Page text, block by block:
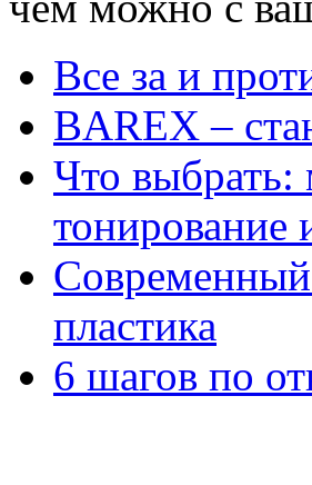
Все за и
BAREX –
Что выбрать:
пластика
6 шагов по